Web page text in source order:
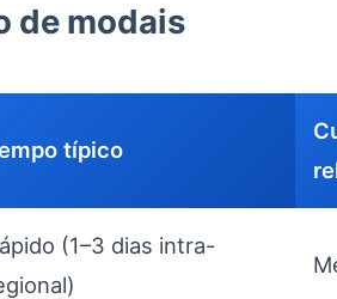
de modais
típico
(1–3 dias intra-